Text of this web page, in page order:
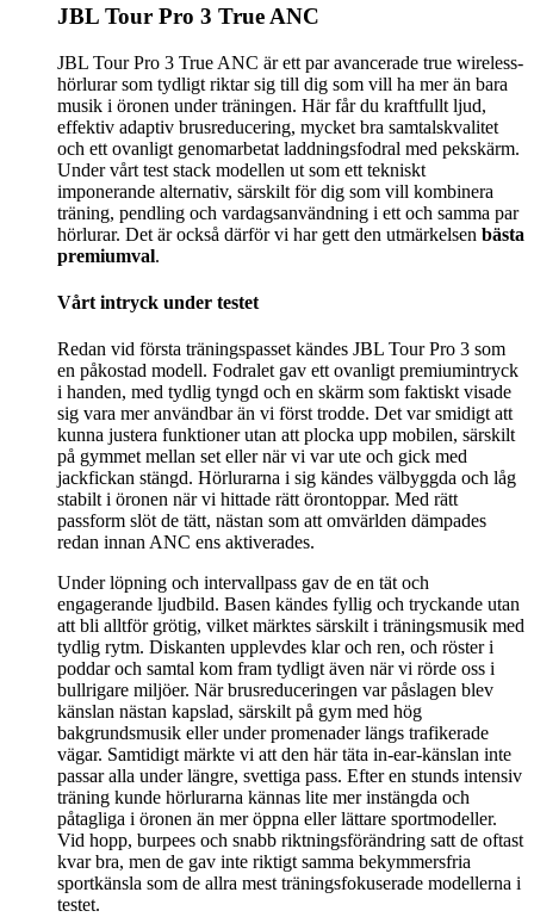
JBL Tour Pro 3 True ANC
JBL Tour Pro 3 True ANC är ett par avancerade true wireless-
hörlurar som tydligt riktar sig till dig som vill ha mer än bara
musik i öronen under träningen. Här får du kraftfullt ljud,
effektiv adaptiv brusreducering, mycket bra samtalskvalitet
och ett ovanligt genomarbetat laddningsfodral med pekskärm.
Under vårt test stack modellen ut som ett tekniskt
imponerande alternativ, särskilt för dig som vill kombinera
träning, pendling och vardagsanvändning i ett och samma par
hörlurar. Det är också därför vi har gett den utmärkelsen bästa
premiumval.
Vårt intryck under testet
Redan vid första träningspasset kändes JBL Tour Pro 3 som
en påkostad modell. Fodralet gav ett ovanligt premiumintryck
i handen, med tydlig tyngd och en skärm som faktiskt visade
sig vara mer användbar än vi först trodde. Det var smidigt att
kunna justera funktioner utan att plocka upp mobilen, särskilt
på gymmet mellan set eller när vi var ute och gick med
jackfickan stängd. Hörlurarna i sig kändes välbyggda och låg
stabilt i öronen när vi hittade rätt örontoppar. Med rätt
passform slöt de tätt, nästan som att omvärlden dämpades
redan innan ANC ens aktiverades.
Under löpning och intervallpass gav de en tät och
engagerande ljudbild. Basen kändes fyllig och tryckande utan
att bli alltför grötig, vilket märktes särskilt i träningsmusik med
tydlig rytm. Diskanten upplevdes klar och ren, och röster i
poddar och samtal kom fram tydligt även när vi rörde oss i
bullrigare miljöer. När brusreduceringen var påslagen blev
känslan nästan kapslad, särskilt på gym med hög
bakgrundsmusik eller under promenader längs trafikerade
vägar. Samtidigt märkte vi att den här täta in-ear-känslan inte
passar alla under längre, svettiga pass. Efter en stunds intensiv
träning kunde hörlurarna kännas lite mer instängda och
påtagliga i öronen än mer öppna eller lättare sportmodeller.
Vid hopp, burpees och snabb riktningsförändring satt de oftast
kvar bra, men de gav inte riktigt samma bekymmersfria
sportkänsla som de allra mest träningsfokuserade modellerna i
testet.